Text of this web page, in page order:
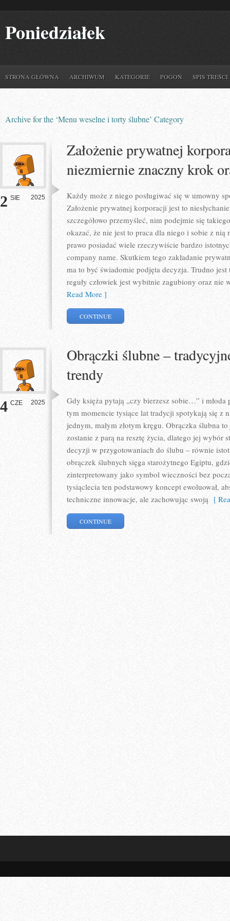
Poniedziałek
STRONA GŁÓWNA ARCHIWUM KATEGORIE POGOŃ SPIS TREŚCI
Archive for the ‘Menu weselne i torty ślubne’ Category
2 SIE 2025
Założenie prywatnej
niezmiernie znaczny krok
Każdy może z niego posługiwać się w umowny
Założenie prywatnej korporacji jest to
szczegółowo przemyśleć, nim podejmie się
okazać, że nie jest to praca dla niego i sobie z nią
prawo posiadać wiele rzeczywiście bardzo
company name. Skutkiem tego zakładanie
ma to być świadomie podjęta decyzja. Trudno
reguły człowiek jest wybitnie zagubiony oraz nie
Read More ]
CONTINUE
4 CZE 2025
Obrączki ślubne –
trendy
Gdy księża pytają „czy bierzesz sobie…” i młoda
tym momencie tysiące lat tradycji spotykają się z
jednym, małym złotym kręgu. Obrączka ślubna
zostanie z parą na resztę życia, dlatego jej wybór
decyzji w przygotowaniach do ślubu – równie
obrączek ślubnych sięga starożytnego Egiptu,
zinterpretowany jako symbol wieczności bez
tysiąclecia ten podstawowy koncept ewoluował,
techniczne innowacje, ale zachowując swoją [
CONTINUE